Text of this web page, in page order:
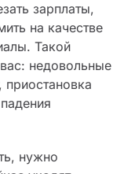
зарплаты,
на качестве
Такой
недовольные
приостановка
нужно